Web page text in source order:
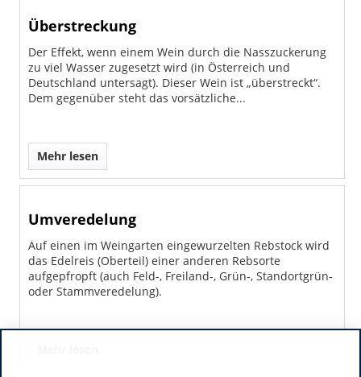
Überstreckung
Der Effekt, wenn einem Wein durch die Nasszuckerung
zu viel Wasser zugesetzt wird (in Österreich und
Deutschland untersagt). Dieser Wein ist „überstreckt“.
Dem gegenüber steht das vorsätzliche...
Mehr lesen
Umveredelung
Auf einen im Weingarten eingewurzelten Rebstock wird
das Edelreis (Oberteil) einer anderen Rebsorte
aufgepfropft (auch Feld-, Freiland-, Grün-, Standortgrün-
oder Stammveredelung).